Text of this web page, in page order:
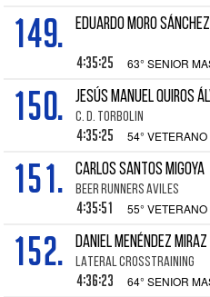
149. EDUARDO MORO SÁNCHEZ
4:35:25 63° SENIOR
150. JESÚS MANUEL QUIROS
C. D. TORBOLIN
4:35:25 54°
151. CARLOS SANTOS MIGOYA
BEER RUNNERS AVILES
4:35:51 55°
152. DANIEL MENÉNDEZ MIRAZ
LATERAL CROSSTRAINING
4:36:23 64° SENIOR